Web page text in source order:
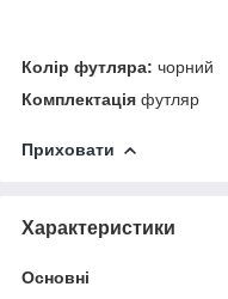
Колір футляра: чорний
Комплектація футляр
Приховати
Характеристики
Основні